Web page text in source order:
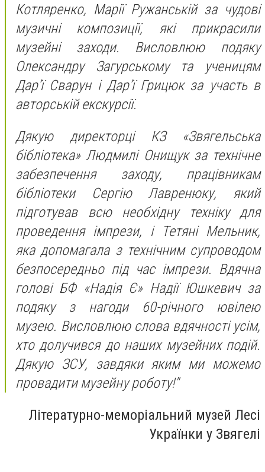
Котляренко, Марії Ружанській за чудові
музичні композиції, які прикрасили
музейні заходи. Висловлюю подяку
Олександру Загурському та ученицям
Дар’ї Сварун і Дар’ї Грицюк за участь в
авторській екскурсії.
Дякую директорці КЗ «Звягельська
бібліотека» Людмилі Онищук за технічне
забезпечення заходу, працівникам
бібліотеки Сергію Лавренюку, який
підготував всю необхідну техніку для
проведення імпрези, і Тетяні Мельник,
яка допомагала з технічним супроводом
безпосередньо під час імпрези. Вдячна
голові БФ «Надія Є» Надії Юшкевич за
подяку з нагоди 60-річного ювілею
музею. Висловлюю слова вдячності усім,
хто долучився до наших музейних подій.
Дякую ЗСУ, завдяки яким ми можемо
провадити музейну роботу!"
Літературно-меморіальний музей Лесі
Українки у Звягелі